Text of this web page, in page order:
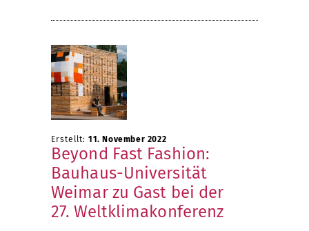
Erstellt: 11. November 2022
Beyond Fast Fashion:
Bauhaus-Universität
Weimar zu Gast bei der
27. Weltklimakonferenz